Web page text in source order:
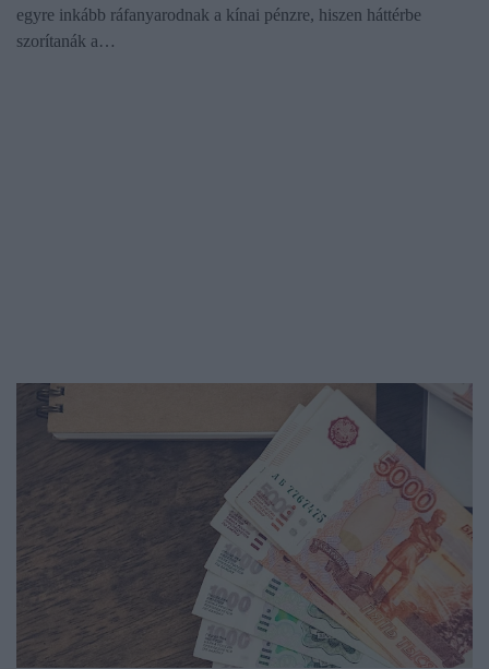
egyre inkább ráfanyarodnak a kínai pénzre, hiszen háttérbe
szorítanák a…